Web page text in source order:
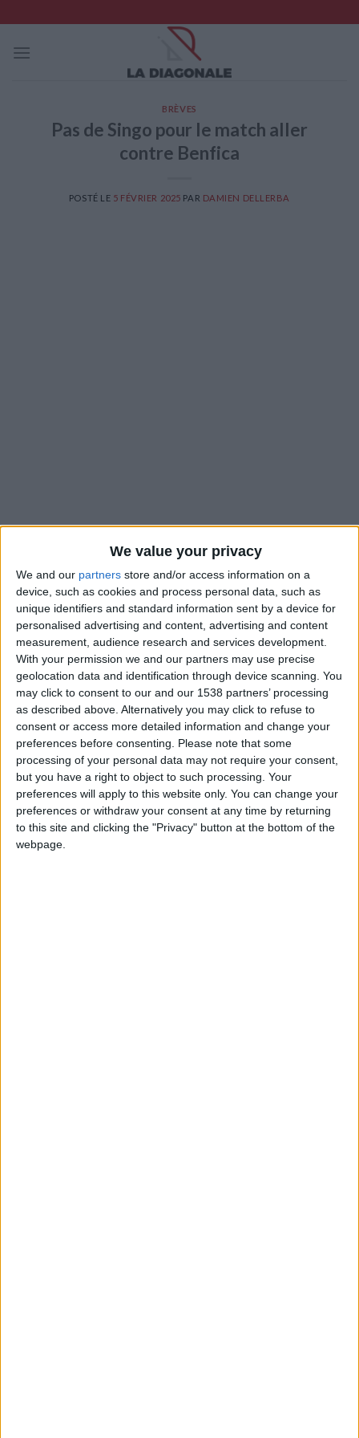
We value your privacy
We and our partners store and/or access information on a
device, such as cookies and process personal data, such as
unique identifiers and standard information sent by a device for
personalised advertising and content, advertising and content
measurement, audience research and services development.
With your permission we and our partners may use precise
geolocation data and identification through device scanning. You
may click to consent to our and our 1538 partners’ processing
as described above. Alternatively you may click to refuse to
consent or access more detailed information and change your
preferences before consenting. Please note that some
processing of your personal data may not require your consent,
but you have a right to object to such processing. Your
preferences will apply to this website only. You can change your
preferences or withdraw your consent at any time by returning
to this site and clicking the "Privacy" button at the bottom of the
webpage.
to
content
BRÈVES
Pas de Singo pour le match aller
contre Benfica
POSTÉ LE 5 FÉVRIER 2025 PAR DAMIEN DELLERBA
L’AS Monaco va vivre un mois de février chargé avec un match
contre le PSG, vendredi, mais aussi contre Lille, sans oublier le
barrage de Ligue des champions face à Benfica. Et elle doit
apprendre la vie sans son meilleur défenseur Wilfried Singo.
L’Ivoirien est blessé à un ischio-jambier depuis Aston Villa et
une période d’indisponibilité de trois à cinq semaines avait
été annoncée.
Sans surprise, Singo ne participera pas au match aller face à
Benfica. Adi Hütter espère le récupérer pour le match retour,
sans garantie : «Peut-être que je pouvais en rêver (de l’avoir à
disposition pour l’aller). Wilfried suit son processus de retour,
mais je n’ai pas de grands espoirs pour le match aller. Notre